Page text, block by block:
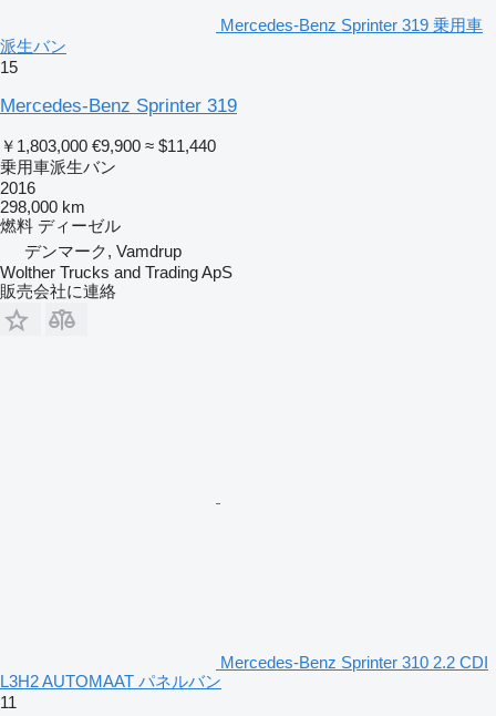
Mercedes-Benz Sprinter 319 乗用車
派生バン
15
Mercedes-Benz Sprinter 319
￥1,803,000 €9,900 ≈ $11,440
乗用車派生バン
2016
298,000 km
燃料 ディーゼル
デンマーク, Vamdrup
Wolther Trucks and Trading ApS
販売会社に連絡
Mercedes-Benz Sprinter 310 2.2 CDI
L3H2 AUTOMAAT パネルバン
11